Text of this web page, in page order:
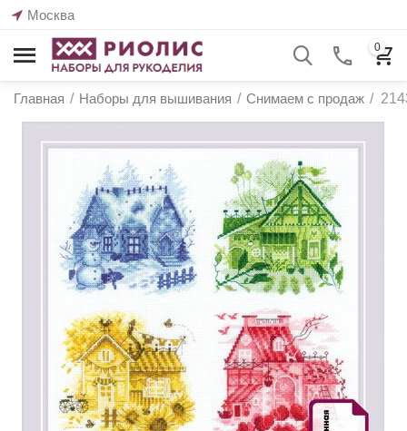
Москва
0
Главная / Наборы для вышивания / Снимаем с продаж /